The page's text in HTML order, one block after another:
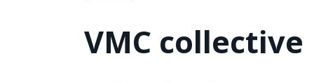
VMC collective